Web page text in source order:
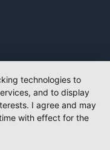
technologies to
and to display
I agree and may
with effect for the